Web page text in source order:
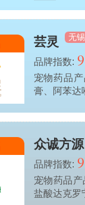
芸灵 无
品牌指数:
宠物药品
膏、阿苯达
众诚方源
品牌指数:
宠物药品
盐酸达克罗